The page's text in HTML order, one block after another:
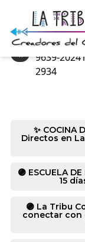
«
9639-
2934
✨ COCINA
Directos en
🟣 ESCUELA
15
🟣 La Tribu
conectar con